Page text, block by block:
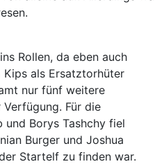
Rollen, da eben auch
als Ersatztorhüter
nur fünf weitere
Für die
Borys Tashchy fiel
Burger und Joshua
Startelf zu finden war.